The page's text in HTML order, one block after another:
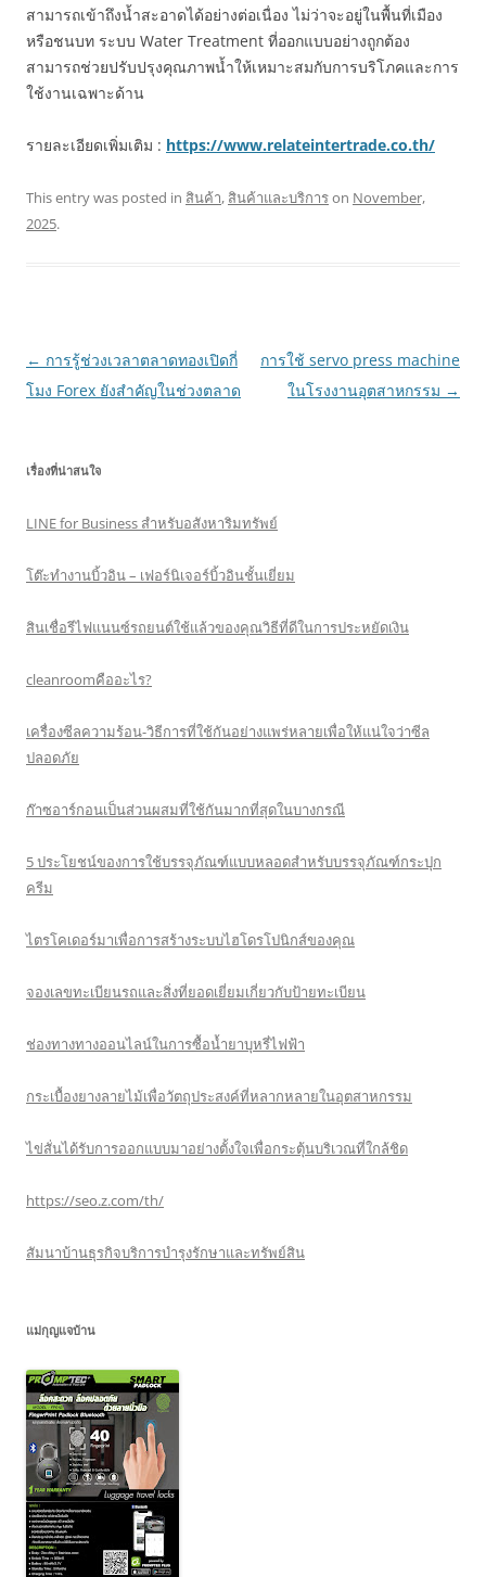
สามารถเข้าถึงน้ำสะอาดได้อย่างต่อเนื่อง ไม่ว่าจะอยู่ในพื้นที่เมือง
หรือชนบท ระบบ Water Treatment ที่ออกแบบอย่างถูกต้อง
สามารถช่วยปรับปรุงคุณภาพน้ำให้เหมาะสมกับการบริโภคและการ
ใช้งานเฉพาะด้าน
รายละเอียดเพิ่มเติม : https://www.relateintertrade.co.th/
This entry was posted in สินค้า, สินค้าและบริการon November,
2025.
Post
navigation
← การรู้ช่วงเวลาตลาดทองเปิดกี่
โมง Forex ยังสำคัญในช่วงตลาด
การใช้ servo press machine
ในโรงงานอุตสาหกรรม →
เรื่องที่น่าสนใจ
LINE for Business สำหรับอสังหาริมทรัพย์
โต๊ะทำงานบิ้วอิน – เฟอร์นิเจอร์บิ้วอินชั้นเยี่ยม
สินเชื่อรีไฟแนนซ์รถยนต์ใช้แล้วของคุณวิธีที่ดีในการประหยัดเงิน
cleanroomคืออะไร?
เครื่องซีลความร้อน-วิธีการที่ใช้กันอย่างแพร่หลายเพื่อให้แน่ใจว่าซีล
ปลอดภัย
ก๊าซอาร์กอนเป็นส่วนผสมที่ใช้กันมากที่สุดในบางกรณี
5 ประโยชน์ของการใช้บรรจุภัณฑ์แบบหลอดสำหรับบรรจุภัณฑ์กระปุก
ครีม
ไตรโคเดอร์มาเพื่อการสร้างระบบไฮโดรโปนิกส์ของคุณ
จองเลขทะเบียนรถและสิ่งที่ยอดเยี่ยมเกี่ยวกับป้ายทะเบียน
ช่องทางทางออนไลน์ในการซื้อน้ำยาบุหรี่ไฟฟ้า
กระเบื้องยางลายไม้เพื่อวัตถุประสงค์ที่หลากหลายในอุตสาหกรรม
ไข่สั่นได้รับการออกแบบมาอย่างตั้งใจเพื่อกระตุ้นบริเวณที่ใกล้ชิด
https://seo.z.com/th/
สัมนาบ้านธุรกิจบริการบำรุงรักษาและทรัพย์สิน
แม่กุญแจบ้าน